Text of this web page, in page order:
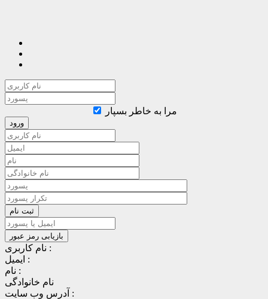
مرا به خاطر بسپار
نام کاربری :
ایمیل :
نام :
نام خانوادگی
آدرس وب سایت :